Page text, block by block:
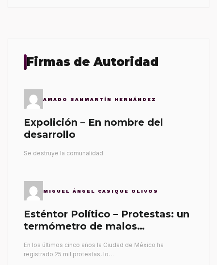
Firmas de Autoridad
AMADO SANMARTÍN HERNÁNDEZ
Expolición – En nombre del
desarrollo
Se destruye la comunalidad
MIGUEL ÁNGEL CASIQUE OLIVOS
Esténtor Político – Protestas: un
termómetro de malos
En los últimos cinco años la Ciudad de México ha
registrado 25 mil protestas, lo…